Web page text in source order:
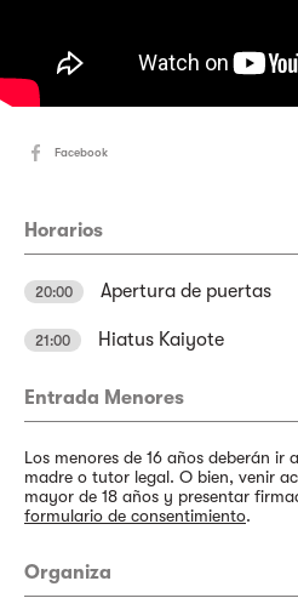
Facebook
Horarios
20:00 Apertura de puertas
21:00 Hiatus Kaiyote
Entrada Menores
Los menores de 16 años deberán ir
madre o tutor legal. O bien, venir
mayor de 18 años y presentar
formulario de consentimiento.
Organiza